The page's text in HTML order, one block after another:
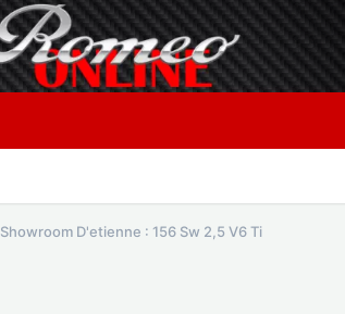
Showroom D'etienne : 156 Sw 2,5 V6 Ti